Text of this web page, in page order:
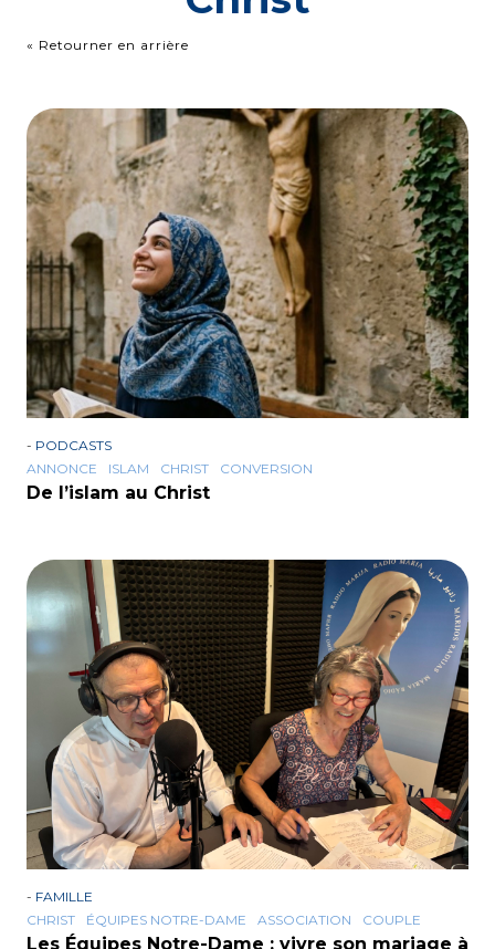
« Retourner en arrière
- PODCASTS
ANNONCE
ISLAM CHRIST CONVERSION
De l’islam au Christ
- FAMILLE
CHRIST
ÉQUIPES NOTRE-DAME ASSOCIATION COUPLE
Les Équipes Notre-Dame : vivre son mariage à